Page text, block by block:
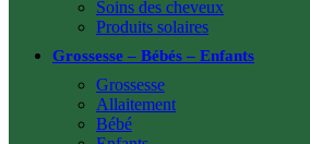
Soins des cheveux
Produits solaires
Grossesse – Bébés – Enfants
Grossesse
Allaitement
Bébé